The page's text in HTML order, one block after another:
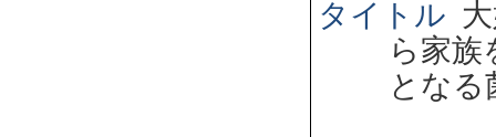
タイトル
ら家
となる